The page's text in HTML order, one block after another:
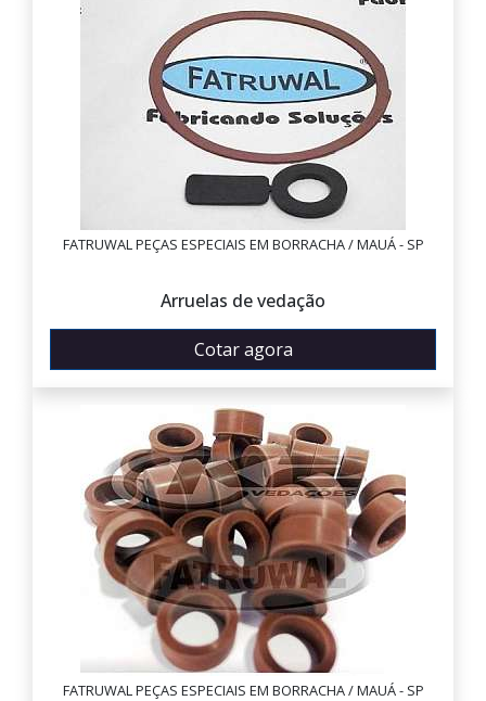
FATRUWAL PEÇAS ESPECIAIS EM BORRACHA / MAUÁ - SP
Arruelas de vedação
Cotar agora
FATRUWAL PEÇAS ESPECIAIS EM BORRACHA / MAUÁ - SP